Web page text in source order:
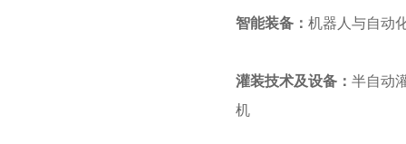
智能装备： 机器人与自动
灌装技术及设备： 半自动
机